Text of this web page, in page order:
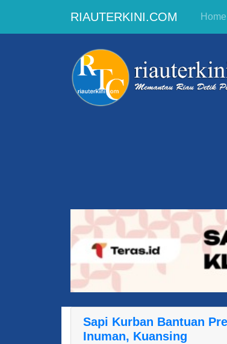
RIAUTERKINI.COM Home
Sapi Kurban Bantuan
Inuman, Kuansing